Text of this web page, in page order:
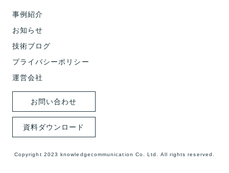
事例紹介
お知らせ
技術ブログ
プライバシーポリシー
運営会社
お問い合わせ
資料ダウンロード
Copyright 2023 knowledgecommunication Co. Ltd. All rights reserved.